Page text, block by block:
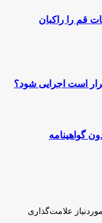
تصادفات قم را راکبان
است اجرایی شود؟
گواهینامه
علامت‌گذاری